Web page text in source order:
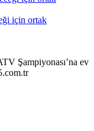
için ortak